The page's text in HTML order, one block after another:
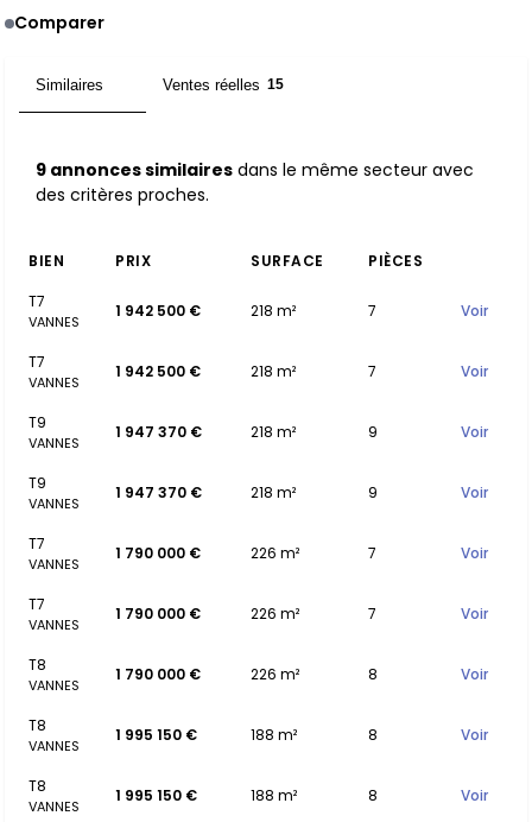
Comparer
Similaires Ventes réelles 15
9 annonces similaires dans le même secteur avec
des critères proches.
BIEN PRIX SURFACE
PIÈCES
T7
VANNES
1 942 500 € 218 m² 7 Voir
T7
VANNES
1 942 500 € 218 m² 7 Voir
T9
VANNES
1 947 370 € 218 m² 9 Voir
T9
VANNES
1 947 370 € 218 m² 9 Voir
T7
VANNES
1 790 000 € 226 m² 7 Voir
T7
VANNES
1 790 000 € 226 m² 7 Voir
T8
VANNES
1 790 000 € 226 m² 8 Voir
T8
VANNES
1 995 150 € 188 m² 8 Voir
T8
VANNES
1 995 150 € 188 m² 8 Voir